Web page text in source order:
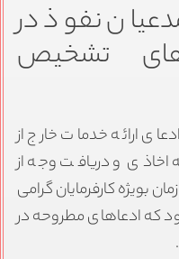
نفوذ در
تشخیص
ارائه خدمات خارج از
اخاذی و دریافت وجه از
بویژه کارفرمایان گرامی
که ادعاهای مطروحه در